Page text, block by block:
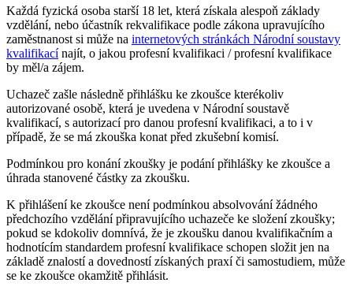
Každá fyzická osoba starší 18 let, která získala alespoň základy
vzdělání, nebo účastník rekvalifikace podle zákona upravujícího
zaměstnanost si může na internetových stránkách Národní soustavy
kvalifikacínajít, o jakou profesní kvalifikaci / profesní kvalifikace
by měl/a zájem.
Uchazeč zašle následně přihlášku ke zkoušce kterékoliv
autorizované osobě, která je uvedena v Národní soustavě
kvalifikací, s autorizací pro danou profesní kvalifikaci, a to i v
případě, že se má zkouška konat před zkušební komisí.
Podmínkou pro konání zkoušky je podání přihlášky ke zkoušce a
úhrada stanovené částky za zkoušku.
K přihlášení ke zkoušce není podmínkou absolvování žádného
předchozího vzdělání připravujícího uchazeče ke složení zkoušky;
pokud se kdokoliv domnívá, že je zkoušku danou kvalifikačním a
hodnotícím standardem profesní kvalifikace schopen složit jen na
základě znalostí a dovedností získaných praxí či samostudiem, může
se ke zkoušce okamžitě přihlásit.